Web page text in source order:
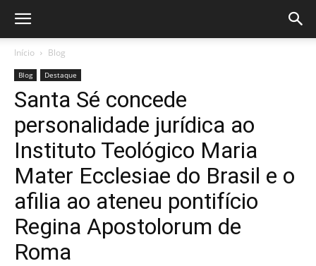
Início Blog
Blog Destaque
Santa Sé concede
personalidade jurídica ao
Instituto Teológico Maria
Mater Ecclesiae do Brasil e o
afilia ao ateneu pontifício
Regina Apostolorum de
Roma